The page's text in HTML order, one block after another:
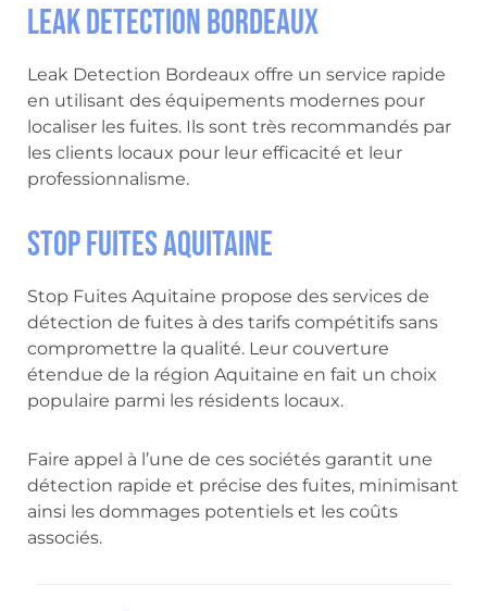
Leak Detection Bordeaux
Leak Detection Bordeaux offre un service rapide
en utilisant des équipements modernes pour
localiser les fuites. Ils sont très recommandés par
les clients locaux pour leur efficacité et leur
professionnalisme.
Stop Fuites Aquitaine
Stop Fuites Aquitaine propose des services de
détection de fuites à des tarifs compétitifs sans
compromettre la qualité. Leur couverture
étendue de la région Aquitaine en fait un choix
populaire parmi les résidents locaux.
Faire appel à l’une de ces sociétés garantit une
détection rapide et précise des fuites, minimisant
ainsi les dommages potentiels et les coûts
associés.